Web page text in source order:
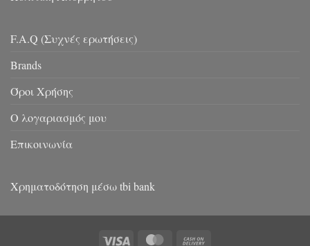
F.A.Q (Συχνές ερωτήσεις)
Brands
Όροι Χρήσης
Ο λογαριασμός μου
Επικοινωνία
Χρηματοδότηση μέσω tbi bank
Visa MasterCard